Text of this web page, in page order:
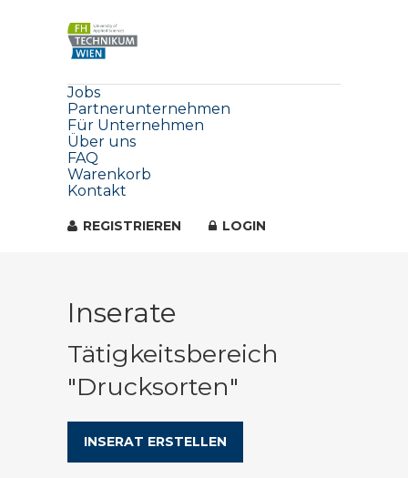
Jobs
Partnerunternehmen
Für Unternehmen
Über uns
FAQ
Warenkorb
Kontakt
REGISTRIEREN LOGIN
Inserate
Tätigkeitsbereich
"Drucksorten"
INSERAT ERSTELLEN